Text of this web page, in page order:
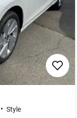
• Style